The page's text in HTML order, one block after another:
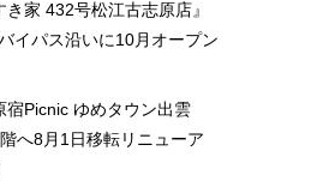
き家 432号松江古志原店』
イパス沿いに10月オープン
宿Picnic ゆめタウン出雲
へ8月1日移転リニューア